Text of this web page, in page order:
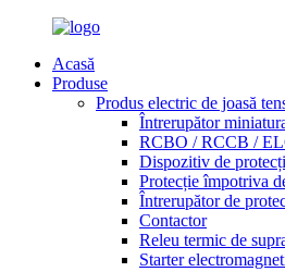
Acasă
Produse
Produs electric de joasă
Întrerupător
RCBO / RCCB /
Dispozitiv de
Protecție împotriva
Întrerupător de
Contactor
Releu termic de
Starter